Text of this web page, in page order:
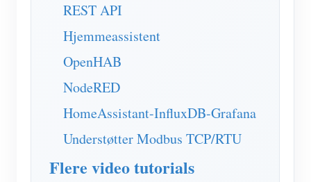
REST API
Hjemmeassistent
OpenHAB
NodeRED
HomeAssistant-InfluxDB-Grafana
Understøtter Modbus TCP/RTU
Flere video tutorials